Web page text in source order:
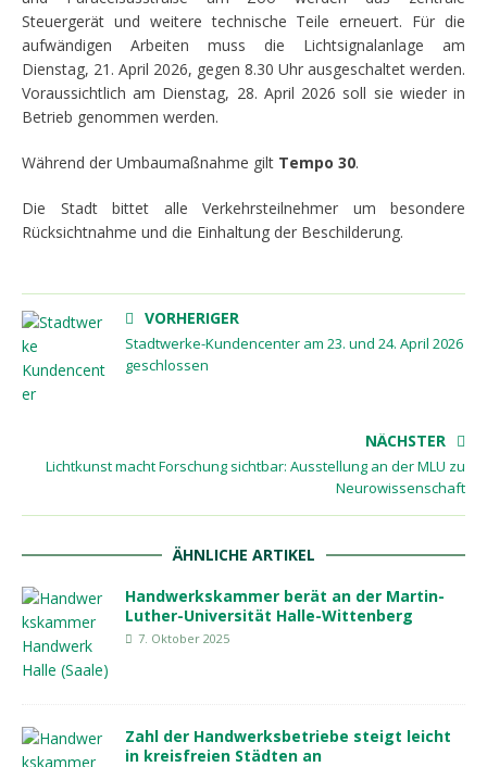
Steuergerät und weitere technische Teile erneuert. Für die
aufwändigen Arbeiten muss die Lichtsignalanlage am
Dienstag, 21. April 2026, gegen 8.30 Uhr ausgeschaltet werden.
Voraussichtlich am Dienstag, 28. April 2026 soll sie wieder in
Betrieb genommen werden.
Während der Umbaumaßnahme gilt Tempo 30.
Die Stadt bittet alle Verkehrsteilnehmer um besondere
Rücksichtnahme und die Einhaltung der Beschilderung.
VORHERIGER
Stadtwerke-Kundencenter am 23. und 24. April 2026
geschlossen
NÄCHSTER
Lichtkunst macht Forschung sichtbar: Ausstellung an der MLU zu
Neurowissenschaft
ÄHNLICHE ARTIKEL
Handwerkskammer berät an der Martin-
Luther-Universität Halle-Wittenberg
7. Oktober 2025
Zahl der Handwerksbetriebe steigt leicht
in kreisfreien Städten an